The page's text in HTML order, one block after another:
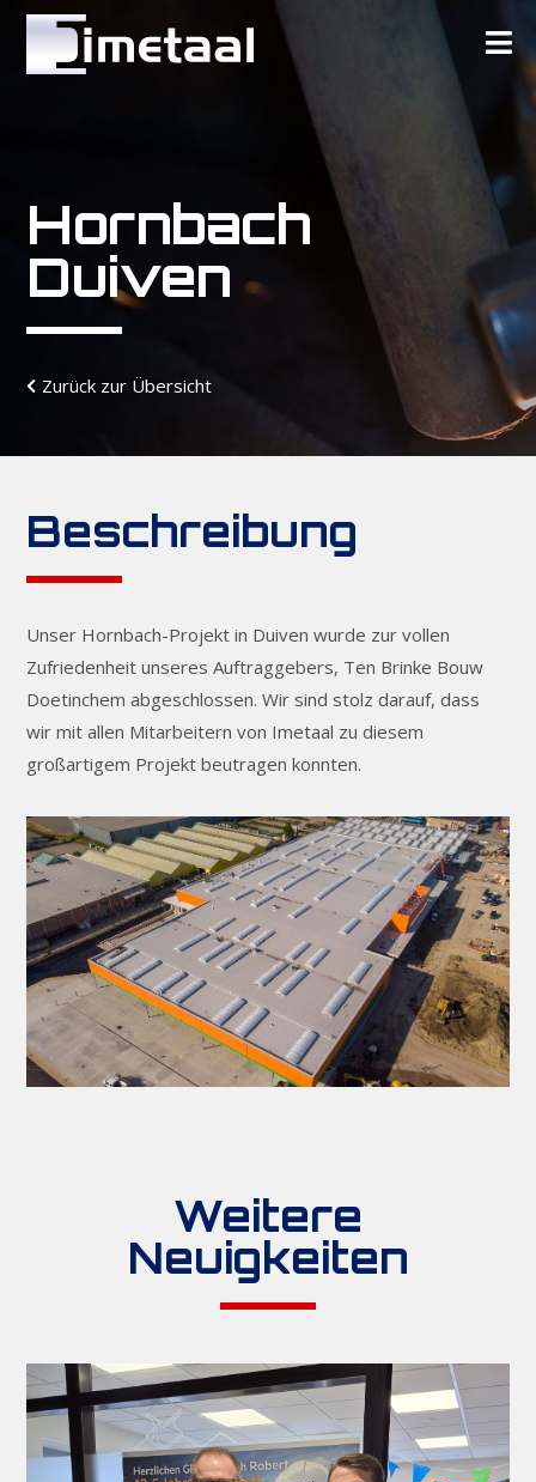
Hornbach
Duiven
Zurück zur Übersicht
Beschreibung
Unser Hornbach-Projekt in Duiven wurde zur vollen
Zufriedenheit unseres Auftraggebers, Ten Brinke Bouw
Doetinchem abgeschlossen. Wir sind stolz darauf, dass
wir mit allen Mitarbeitern von Imetaal zu diesem
großartigem Projekt beutragen konnten.
Weitere
Neuigkeiten